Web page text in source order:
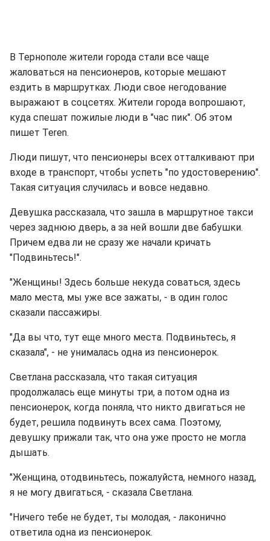
В Тернополе жители города стали все чаще
жаловаться на пенсионеров, которые мешают
ездить в маршрутках. Люди свое негодование
выражают в соцсетях. Жители города вопрошают,
куда спешат пожилые люди в "час пик". Об этом
пишет Teren.
Люди пишут, что пенсионеры всех отталкивают при
входе в транспорт, чтобы успеть "по удостоверению".
Такая ситуация случилась и вовсе недавно.
Девушка рассказала, что зашла в маршрутное такси
через заднюю дверь, а за ней вошли две бабушки.
Причем едва ли не сразу же начали кричать
"Подвиньтесь!".
"Женщины! Здесь больше некуда соваться, здесь
мало места, мы уже все зажаты, - в один голос
сказали пассажиры.
"Да вы что, тут еще много места. Подвиньтесь, я
сказала", - не унималась одна из пенсионерок.
Светлана рассказала, что такая ситуация
продолжалась еще минуты три, а потом одна из
пенсионерок, когда поняла, что никто двигаться не
будет, решила подвинуть всех сама. Поэтому,
девушку прижали так, что она уже просто не могла
дышать.
"Женщина, отодвиньтесь, пожалуйста, немного назад,
я не могу двигаться, - сказала Светлана.
"Ничего тебе не будет, ты молодая, - лаконично
ответила одна из пенсионерок.